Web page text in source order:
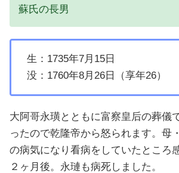
蘇氏の長男
生：1735年7月15日
没：1760年8月26日（享年26）
大阿哥永璜とともに富察皇后の葬儀
ったので乾隆帝から怒られます。母
の病気になり看病をしていたところ
２ヶ月後。永璉も病死しました。